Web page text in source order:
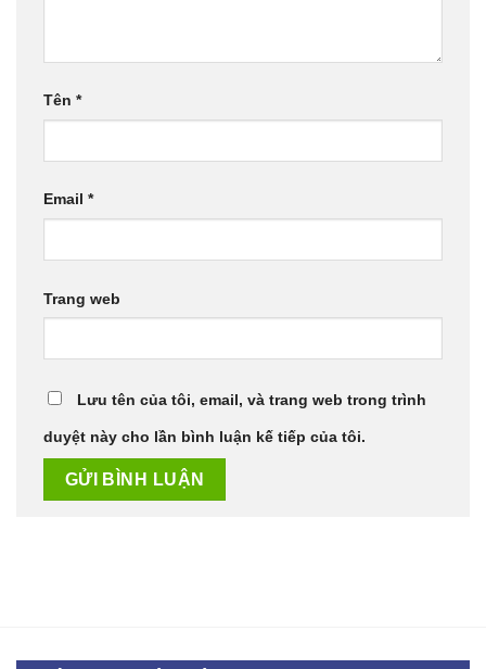
Tên *
Email *
Trang web
Lưu tên của tôi, email, và trang web trong trình
duyệt này cho lần bình luận kế tiếp của tôi.